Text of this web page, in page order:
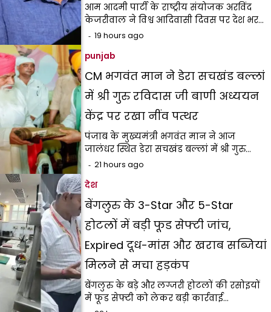
आम आदमी पार्टी के राष्ट्रीय संयोजक अरविंद
केजरीवाल ने विश्व आदिवासी दिवस पर देश भर…
19 hours ago
punjab
CM भगवंत मान ने डेरा सचखंड बल्लां
में श्री गुरु रविदास जी बाणी अध्ययन
केंद्र पर रखा नींव पत्थर
पंजाब के मुख्यमंत्री भगवंत मान ने आज
जालंधर स्थित डेरा सचखंड बल्लां में श्री गुरु…
21 hours ago
देश
बेंगलुरु के 3-Star और 5-Star
होटलों में बड़ी फूड सेफ्टी जांच,
Expired दूध-मांस और खराब सब्जियां
मिलने से मचा हड़कंप
बेंगलुरु के बड़े और लग्जरी होटलों की रसोइयों
में फूड सेफ्टी को लेकर बड़ी कार्रवाई…